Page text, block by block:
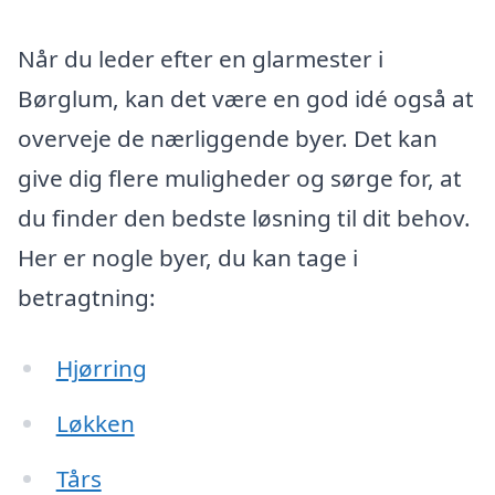
Når du leder efter en glarmester i
Børglum, kan det være en god idé også at
overveje de nærliggende byer. Det kan
give dig flere muligheder og sørge for, at
du finder den bedste løsning til dit behov.
Her er nogle byer, du kan tage i
betragtning:
Hjørring
Løkken
Tårs